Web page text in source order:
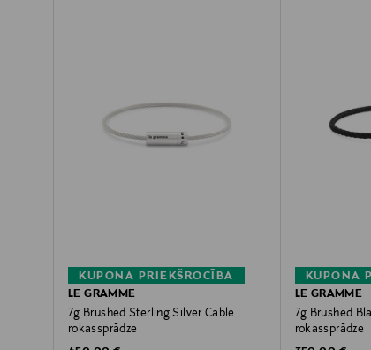
KUPONA PRIEKŠROCĪBA
LE GRAMME
7g Brushed Sterling Silver Cable
rokassprādze
KUPONA
LE GRAMME
7g Brushed
rokassprādze